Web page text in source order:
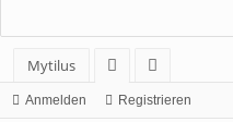
Mytilus
or
itg
Anmelden Registrieren